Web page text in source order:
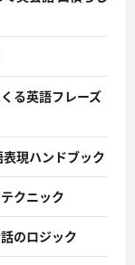
る英語フレーズ
表現ハンドブック
クニック
のロジック